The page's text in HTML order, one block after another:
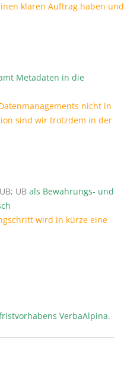
klaren Auftrag haben und
Metadaten in die
nicht in
sind wir trotzdem in der
UB; UB als Bewahrungs- und
wird in kürze eine
VerbaAlpina.